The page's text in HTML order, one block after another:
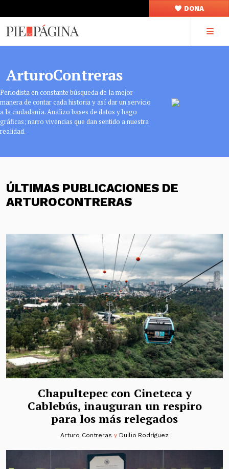
DONA
ArturoContreras
Periodista en constante búsqueda de la mejor
manera de contar cada historia y así dar un servicio
a la ciudadanía. Analizo bases de datos y hago
gráficas; narro vivencias que dan sentido a nuestra
realidad.
ÚLTIMAS PUBLICACIONES DE
ARTUROCONTRERAS
Chapultepec con Cineteca y
Cablebús, inauguran un respiro
para los más relegados
Arturo Contreras y Duilio Rodríguez